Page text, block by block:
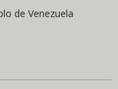
de Venezuela